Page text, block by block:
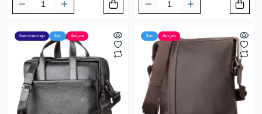
Бестселлер Хит Акция Хит Акция